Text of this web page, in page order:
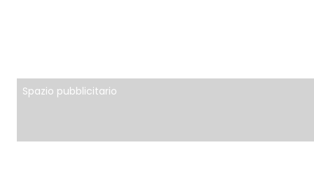
Spazio pubblicitario